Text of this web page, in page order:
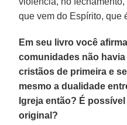
que vem do Espírito, que
Em seu livro você
comunidades não
cristãos de primeira e
mesmo a dualidade
Igreja então? É
original?